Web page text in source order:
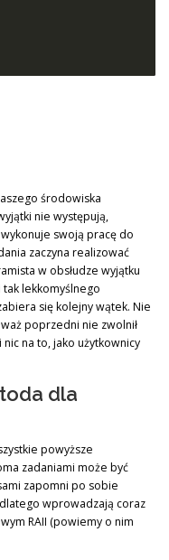
środowiska
nie występują,
swoją pracę do
zaczyna realizować
w obsłudze wyjątku
tak lekkomyślnego
się kolejny wątek. Nie
poprzedni nie zwolnił
na to, jako użytkownicy
dla
powyższe
zadaniami może być
zapomni po sobie
wprowadzają coraz
RAII (powiemy o nim